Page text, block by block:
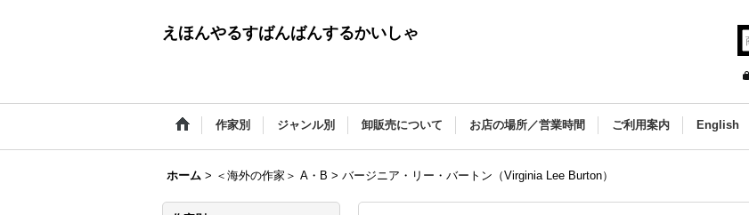
えほんやるすばんばんするかいしゃ
作家別 ジャンル別 卸販売について お店の場所／営業時間 ご利用案内 English
ホーム > ＜海外の作家＞ A・B > バージニア・リー・バートン（Virginia Lee Burton）